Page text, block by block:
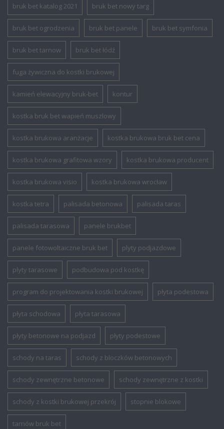
bruk bet katalog 2021 bruk bet nowy targ
bruk bet ogrodzenia bruk bet panele bruk bet symfonia
bruk bet tarnow bruk bet łódź
fuga żywiczna do kostki brukowej
kamień elewacyjny bruk-bet kontur
kostka bruk bet wapień muszlowy
kostka brukowa aranżacje kostka brukowa bruk bet cena
kostka brukowa grafitowa wzory kostka brukowa producent
kostka brukowa visio kostka brukowa wrocław
kostka tetra palisada betonowa palisada taras
palisada tarasowa panele brukbet
panele fotowoltaiczne bruk bet plyty podjazdowe
plyty tarasowe podbudowa pod kostkę
program do projektowania kostki brukowej płyta podestowa
płyta schodowa płyta tarasowa
płyty betonowe na podjazd płyty podestowe
schody na taras schody z bloczków betonowych
schody zewnętrzne betonowe schody zewnętrzne z kostki
schody z kostki brukowej przekrój stopnie blokowe
tarnów bruk bet